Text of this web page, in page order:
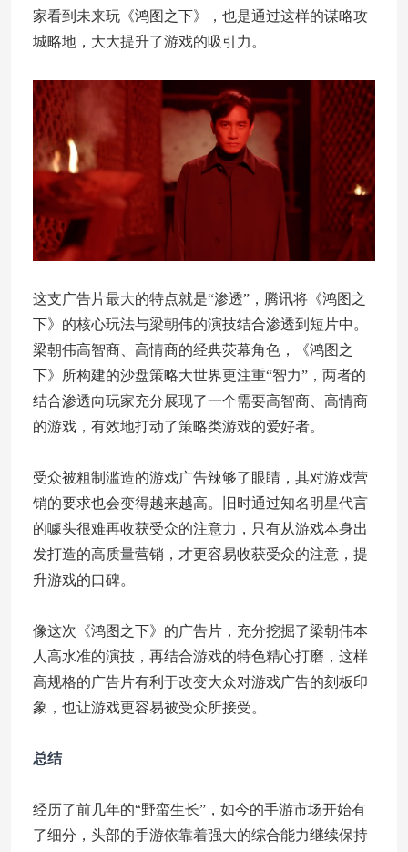
家看到未来玩《鸿图之下》，也是通过这样的谋略攻
城略地，大大提升了游戏的吸引力。
这支广告片最大的特点就是“渗透”，腾讯将《鸿图之
下》的核心玩法与梁朝伟的演技结合渗透到短片中。
梁朝伟高智商、高情商的经典荧幕角色，《鸿图之
下》所构建的沙盘策略大世界更注重“智力”，两者的
结合渗透向玩家充分展现了一个需要高智商、高情商
的游戏，有效地打动了策略类游戏的爱好者。
受众被粗制滥造的游戏广告辣够了眼睛，其对游戏营
销的要求也会变得越来越高。旧时通过知名明星代言
的噱头很难再收获受众的注意力，只有从游戏本身出
发打造的高质量营销，才更容易收获受众的注意，提
升游戏的口碑。
像这次《鸿图之下》的广告片，充分挖掘了梁朝伟本
人高水准的演技，再结合游戏的特色精心打磨，这样
高规格的广告片有利于改变大众对游戏广告的刻板印
象，也让游戏更容易被受众所接受。
总结
经历了前几年的“野蛮生长”，如今的手游市场开始有
了细分，头部的手游依靠着强大的综合能力继续保持